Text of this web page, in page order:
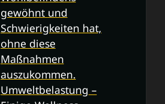
gewöhnt und
Schwierigkeiten hat,
ohne diese
Maßnahmen
auszukommen.
Umweltbelastung –